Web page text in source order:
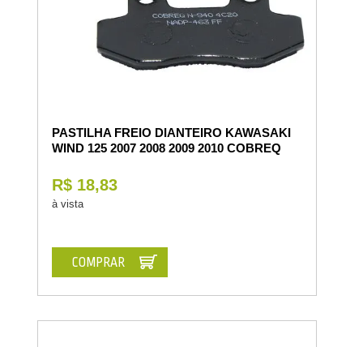
PASTILHA FREIO DIANTEIRO KAWASAKI
WIND 125 2007 2008 2009 2010 COBREQ
R$ 18,83
à vista
COMPRAR